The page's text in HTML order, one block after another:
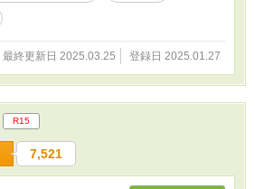
最終更新日 2025.03.25 登録日 2025.01.27
R15
7,521